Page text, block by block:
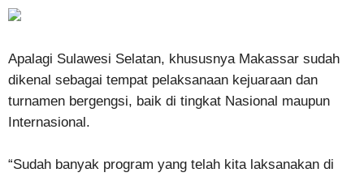
Apalagi Sulawesi Selatan, khususnya Makassar sudah
dikenal sebagai tempat pelaksanaan kejuaraan dan
turnamen bergengsi, baik di tingkat Nasional maupun
Internasional.
“Sudah banyak program yang telah kita laksanakan di